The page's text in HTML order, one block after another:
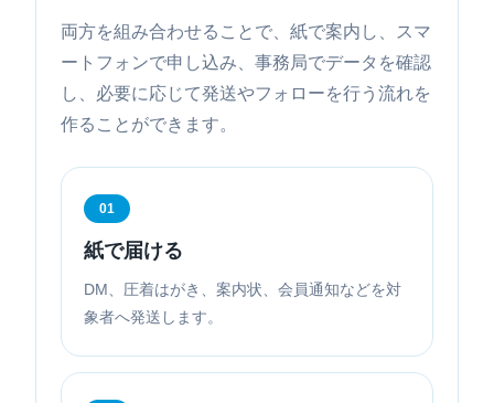
両方を組み合わせることで、紙で案内し、スマ
ートフォンで申し込み、事務局でデータを確認
し、必要に応じて発送やフォローを行う流れを
作ることができます。
01
紙で届ける
DM、圧着はがき、案内状、会員通知などを対
象者へ発送します。